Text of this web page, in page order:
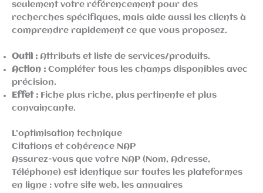
seulement votre référencement pour des
recherches spécifiques, mais aide aussi les clients à
comprendre rapidement ce que vous proposez.
Outil : Attributs et liste de services/produits.
Action : Compléter tous les champs disponibles avec
précision.
Effet : Fiche plus riche, plus pertinente et plus
convaincante.
L’optimisation technique
Citations et cohérence NAP
Assurez-vous que votre NAP (Nom, Adresse,
Téléphone) est identique sur toutes les plateformes
en ligne : votre site web, les annuaires